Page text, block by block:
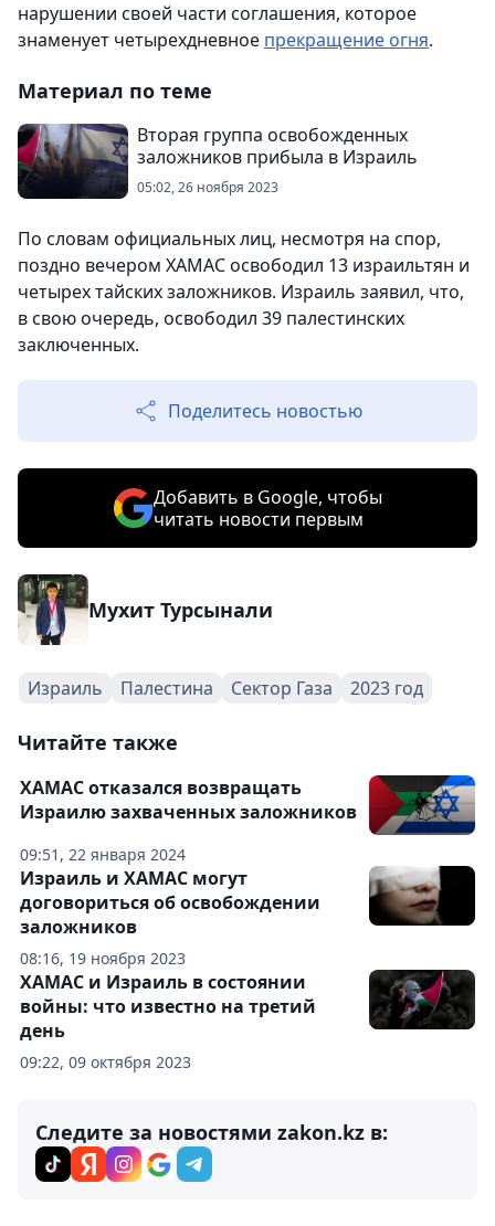
нарушении своей части соглашения, которое
знаменует четырехдневное прекращение огня.
Материал по теме
Вторая группа освобожденных
заложников прибыла в Израиль
05:02, 26 ноября 2023
По словам официальных лиц, несмотря на спор,
поздно вечером ХАМАС освободил 13 израильтян и
четырех тайских заложников. Израиль заявил, что,
в свою очередь, освободил 39 палестинских
заключенных.
Поделитесь новостью
Добавить в Google, чтобы
читать новости первым
Мухит Турсынали
Израиль Палестина Сектор Газа 2023 год
Читайте также
09:51, 22 января 2024
ХАМАС отказался возвращать
Израилю захваченных заложников
08:16, 19 ноября 2023
Израиль и ХАМАС могут
договориться об освобождении
заложников
09:22, 09 октября 2023
ХАМАС и Израиль в состоянии
войны: что известно на третий
день
Следите за новостями zakon.kz в: